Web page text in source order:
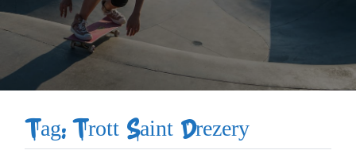
Tag: Trott Saint Drezery